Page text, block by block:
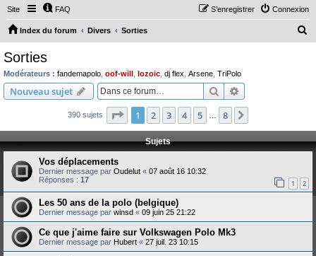
Site FAQ Connexion
S’enregistrer
Index du forum Divers Sorties
c
h
Sorties
Modérateurs : fandemapolo oof-will lozoic dj flex Arsene TriPolo
Nouveau sujet Rechercher
390 sujets Page 1sur8
1 2 3 4 5 8
Sujets
Vos déplacements
Dernier message par Oudelut « 07 août 16 10:32
Réponses : 17 1 2
Les 50 ans de la polo (belgique)
Dernier message par winsd « 09 juin 25 21:22
Ce que j'aime faire sur Volkswagen Polo Mk3
Dernier message par Hubert « 27 juil. 23 10:15